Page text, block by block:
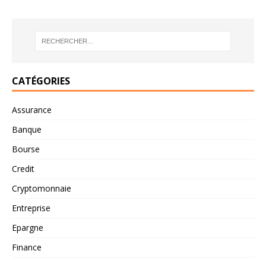
CATÉGORIES
Assurance
Banque
Bourse
Credit
Cryptomonnaie
Entreprise
Epargne
Finance